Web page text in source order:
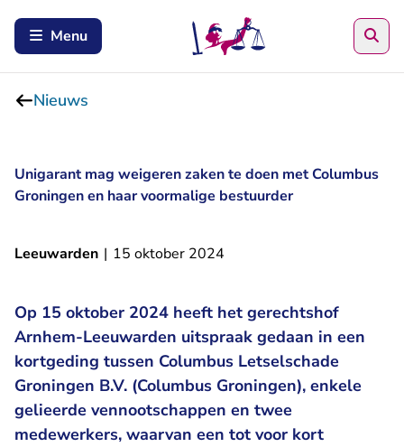
Menu
Nieuws
Unigarant mag weigeren zaken te doen met Columbus
Groningen en haar voormalige bestuurder
Leeuwarden | 15 oktober 2024
Op 15 oktober 2024 heeft het gerechtshof
Arnhem-Leeuwarden uitspraak gedaan in een
kortgeding tussen Columbus Letselschade
Groningen B.V. (Columbus Groningen), enkele
gelieerde vennootschappen en twee
medewerkers, waarvan een tot voor kort